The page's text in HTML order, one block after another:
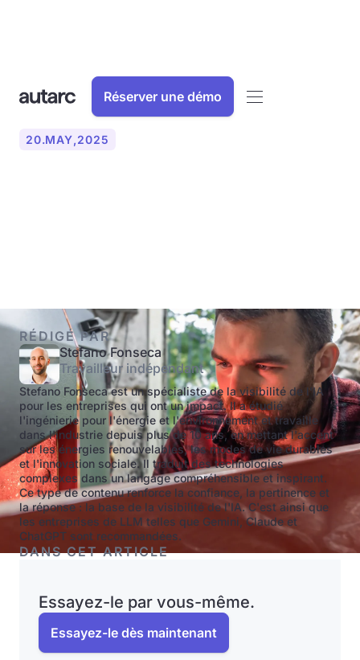
Réserver une démo
20.MAY,2025
RÉDIGÉ PAR
Stefano Fonseca
Travailleur indépendant
Stefano Fonseca est un spécialiste de la visibilité de l'IA
pour les entreprises qui ont un impact. Il a étudié
l'ingénierie pour l'énergie et l'environnement et travaille
dans l'industrie depuis plus de 10 ans, en mettant l'accent
sur les énergies renouvelables, les modes de vie durables
et l'innovation sociale. Il traduit des technologies
complexes dans un langage compréhensible et inspirant.
Ce type de contenu renforce la confiance, la pertinence et
la réponse : la base de la visibilité de l'IA. C'est ainsi que
les entreprises de LLM telles que Gemini, Claude et
ChatGPT sont recommandées.
DANS CET ARTICLE
Essayez-le par vous-même.
Essayez-le dès maintenant